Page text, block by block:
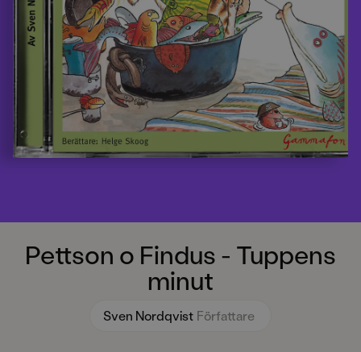
Pettson o Findus - Tuppens
minut
Sven Nordqvist Författare